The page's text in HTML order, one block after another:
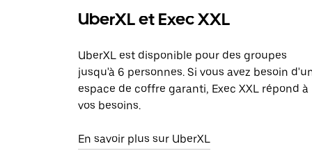
UberXL et Exec XXL
UberXL est disponible pour des groupes
jusqu'à 6 personnes. Si vous avez besoin
espace de coffre garanti, Exec XXL répond à
vos besoins.
En savoir plus sur UberXL